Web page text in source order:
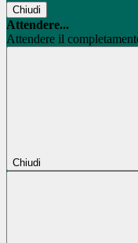
Chiudi
Attendere...
Attendere il
Chiudi